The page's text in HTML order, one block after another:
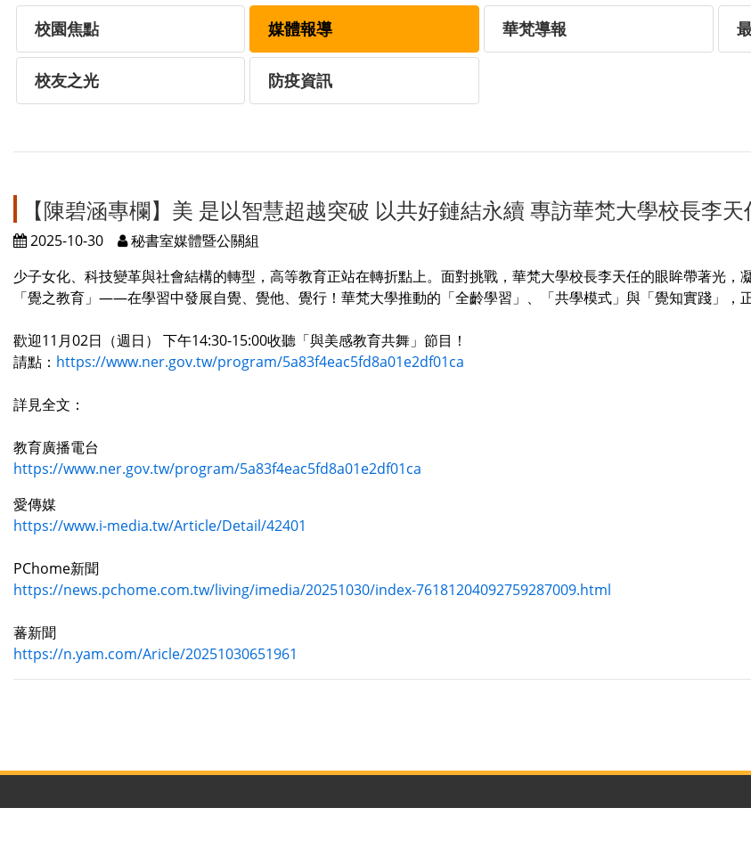
校園焦點 媒體報導 華梵導報
校友之光 防疫資訊
【陳碧涵專欄】美 是以智慧超越突破 以共好鏈結永續 專訪華梵大學校長李
2025-10-30
秘書室媒體暨公關組
少子女化、科技變革與社會結構的轉型，高等教育正站在轉折點上。面對挑戰，華梵大學校長李天任的眼眸帶著光
「覺之教育」——在學習中發展自覺、覺他、覺行！華梵大學推動的「全齡學習」、「共學模式」與「覺知實踐」，
歡迎11月02日（週日） 下午14:30-15:00收聽「與美感教育共舞」節目！
請點： https://www.ner.gov.tw/program/5a83f4eac5fd8a01e2df01ca
詳見全文：
教育廣播電台
https://www.ner.gov.tw/program/5a83f4eac5fd8a01e2df01ca
愛傳媒
https://www.i-media.tw/Article/Detail/42401
PChome新聞
https://news.pchome.com.tw/living/imedia/20251030/index-76181204092759287009.html
蕃新聞
https://n.yam.com/Aricle/20251030651961